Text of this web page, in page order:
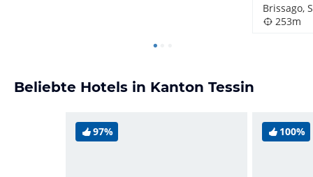
Brissago,
253m
Beliebte Hotels in Kanton Tessin
97% 100%